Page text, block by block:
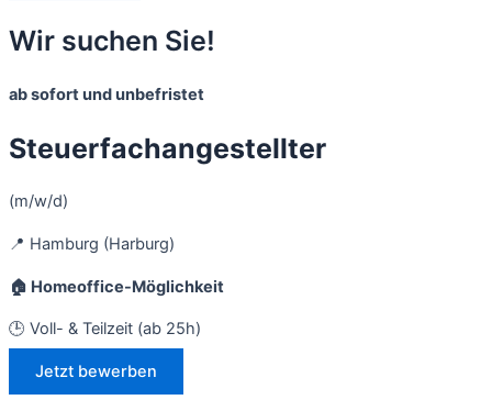
Wir suchen Sie!
ab sofort und unbefristet
Steuerfachangestellter
(m/w/d)
📍 Hamburg (Harburg)
🏠 Homeoffice-Möglichkeit
🕒 Voll- & Teilzeit (ab 25h)
Jetzt bewerben